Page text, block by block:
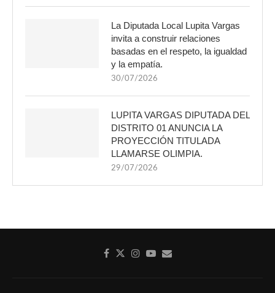
La Diputada Local Lupita Vargas
invita a construir relaciones
basadas en el respeto, la igualdad
y la empatía.
30/07/2026
LUPITA VARGAS DIPUTADA DEL
DISTRITO 01 ANUNCIA LA
PROYECCIÓN TITULADA
LLAMARSE OLIMPIA.
29/07/2026